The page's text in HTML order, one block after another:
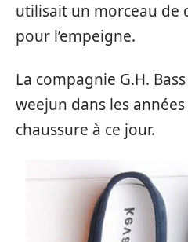
utilisait un morceau de
pour l’empeigne.
La compagnie G.H.
weejun dans les
chaussure à ce jour.